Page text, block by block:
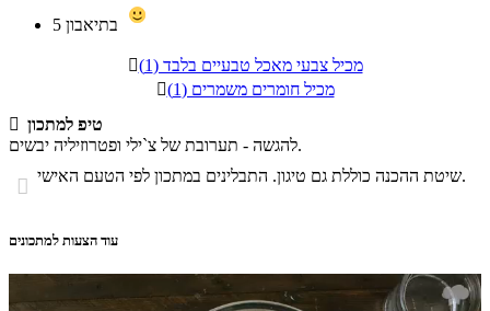
5

מכיל צבעי מאכל טבעיים בלבד (1)

מכיל חומרים משמרים (1)
 טיפ למתכון
להגשה - תערובת של צ`ילי ופטרוזיליה יבשים.
 שיטת ההכנה כוללת גם טיגון. התבלינים במתכון לפי הטעם האישי.
עוד הצעות למתכונים